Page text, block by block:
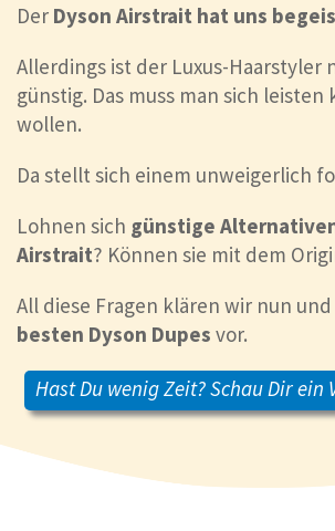
Der Dyson Airstrait hat uns
Allerdings ist der Luxus-Haarstyler
günstig. Das muss man sich leisten
wollen.
Da stellt sich einem unweigerlich
Lohnen sich günstige
Airstrait? Können sie mit dem
All diese Fragen klären wir nun
besten Dyson Dupes vor.
Hast Du wenig Zeit? Schau Dir